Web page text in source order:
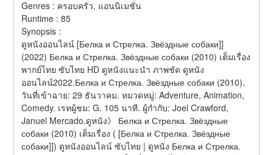
Genres : ครอบครัว, แอนนิเมชั่น
Runtime : 85
Synopsis :
ดูหนังออนไลน์ [Белка и Стрелка. Звёздные собаки]]
(2022) Белка и Стрелка. Звёздные собаки (2010) เต็มเรื่อง
พากย์ไทย ซับไทย HD ดูหนังแนะนำ ภาพชัด ดูหนัง
ออนไลน์2022.Белка и Стрелка. Звёздные собаки (2010).
วันที่เข้าฉาย: 29 ธันวาคม. หมวดหมู่: Adventure, Animation,
Comedy. เรทผู้ชม: G. 105 นาที. ผู้กำกับ: Joel Crawford,
Januel Mercado.ดูหนัง》 Белка и Стрелка. Звёздные
собаки (2010) เต็มเรื่อง ( [Белка и Стрелка. Звёздные
собаки]]) ดูหนังออนไลน์ ซับไทย | ดูหนัง Белка и Стрелка.